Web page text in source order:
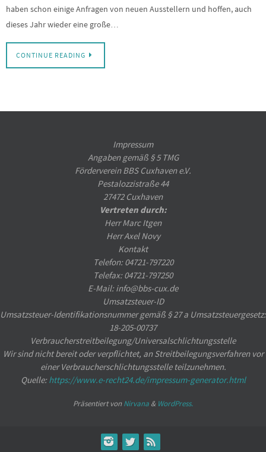
haben schon einige Anfragen von neuen Ausstellern und hoffen, auch
dieses Jahr wieder eine große…
CONTINUE READING
Impressum
Angaben gemäß § 5 TMG
Förderverein BBS Cuxhaven e.V.
Pestalozzistraße 44
27472 Cuxhaven
Vertreten durch:
Herr Marc Itgen
Herr Axel Novy
Kontakt
Telefon: 04721-797220
Telefax: 04721-797250
E-Mail: info@bbs-cux.de
Umsatzsteuer-ID
Umsatzsteuer-Identifikationsnummer gemäß § 27 a Umsatzsteuergesetz:
18-205-00737
Verbraucher­streit­beilegung/Universal­schlichtungs­stelle
Wir sind nicht bereit oder verpflichtet, an Streitbeilegungsverfahren vor
einer Verbraucherschlichtungsstelle teilzunehmen.
Quelle:https://www.e-recht24.de/impressum-generator.html
Präsentiert von Nirvana & WordPress.